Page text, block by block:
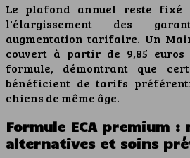
Le plafond annuel reste fixé
l'élargissement des
augmentation tarifaire. Un
couvert à partir de 9,85
formule, démontrant que
bénéficient de tarifs
chiens de même âge.
Formule ECA premium :
alternatives et soins